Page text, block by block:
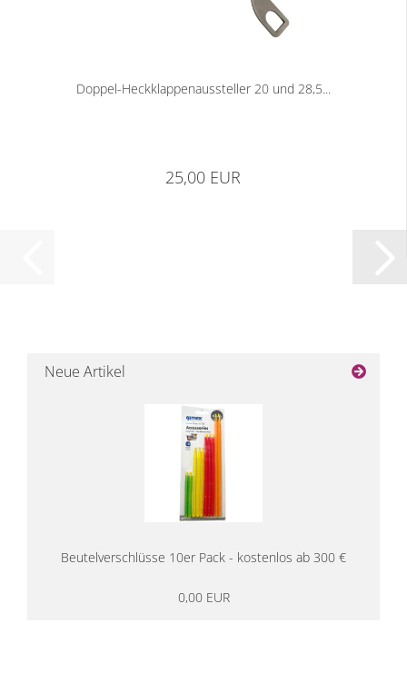
Doppel-Heckklappenaussteller 20 und 28,5...
25,00 EUR
Neue Artikel
Beutelverschlüsse 10er Pack - kostenlos ab 300 €
0,00 EUR